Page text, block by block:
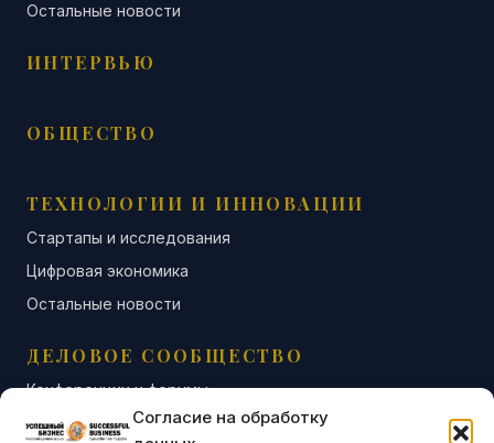
Согласие на обработку
Остальные новости
ИНТЕРВЬЮ
ОБЩЕСТВО
ТЕХНОЛОГИИ И ИННОВАЦИИ
Стартапы и исследования
Цифровая экономика
Остальные новости
ДЕЛОВОЕ СООБЩЕСТВО
Конференции и форумы
Бизнес-клубы и ассоциации